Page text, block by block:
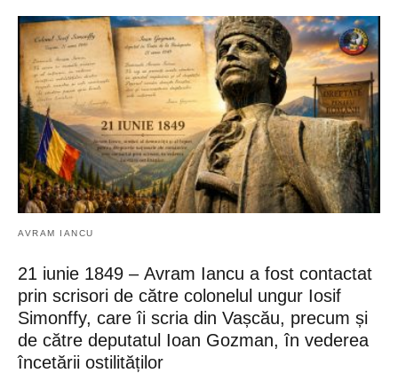
AVRAM IANCU
21 iunie 1849 – Avram Iancu a fost contactat
prin scrisori de către colonelul ungur Iosif
Simonffy, care îi scria din Vașcău, precum și
de către deputatul Ioan Gozman, în vederea
încetării ostilităților